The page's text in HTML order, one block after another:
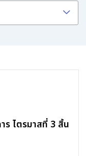
ร ไตรมาสที่ 3 สิ้น